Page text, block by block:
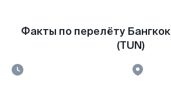
Факты по перелёту Бангкок
(TUN)